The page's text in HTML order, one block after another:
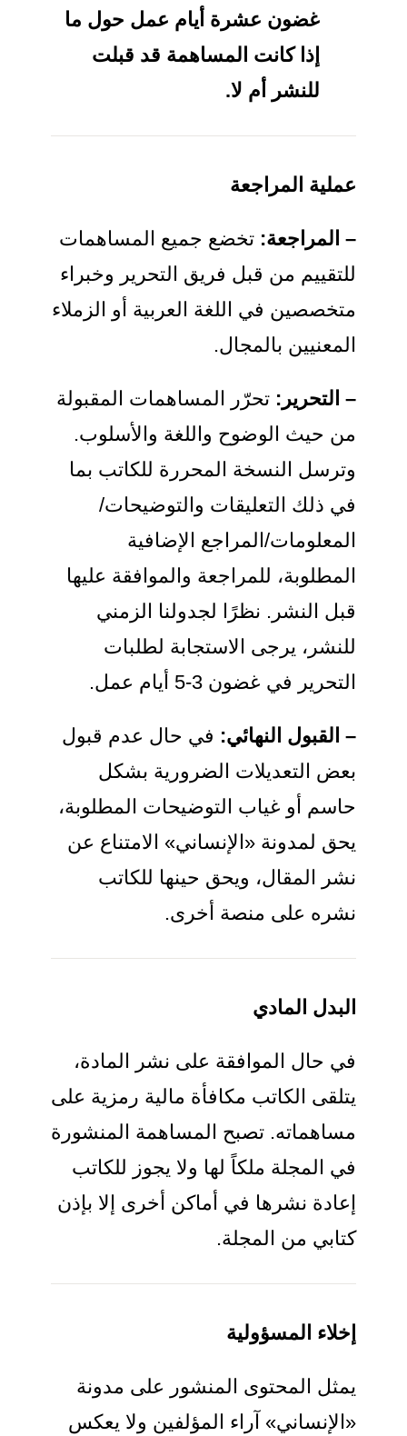
غضون عشرة أيام عمل حول ما
إذا كانت المساهمة قد قبلت
للنشر أم لا.
عملية المراجعة
– المراجعة: تخضع جميع المساهمات
للتقييم من قبل فريق التحرير وخبراء
متخصصين في اللغة العربية أو الزملاء
المعنيين بالمجال.
– التحرير: تحرّر المساهمات المقبولة
من حيث الوضوح واللغة والأسلوب.
وترسل النسخة المحررة للكاتب بما
في ذلك التعليقات والتوضيحات/
المعلومات/المراجع الإضافية
المطلوبة، للمراجعة والموافقة عليها
قبل النشر. نظرًا لجدولنا الزمني
للنشر، يرجى الاستجابة لطلبات
التحرير في غضون 3-5 أيام عمل.
– القبول النهائي: في حال عدم قبول
بعض التعديلات الضرورية بشكل
حاسم أو غياب التوضيحات المطلوبة،
يحق لمدونة «الإنساني» الامتناع عن
نشر المقال، ويحق حينها للكاتب
نشره على منصة أخرى.
البدل المادي
في حال الموافقة على نشر المادة،
يتلقى الكاتب مكافأة مالية رمزية على
مساهماته. تصبح المساهمة المنشورة
في المجلة ملكاً لها ولا يجوز للكاتب
إعادة نشرها في أماكن أخرى إلا بإذن
كتابي من المجلة.
إخلاء المسؤولية
يمثل المحتوى المنشور على مدونة
«الإنساني» آراء المؤلفين ولا يعكس